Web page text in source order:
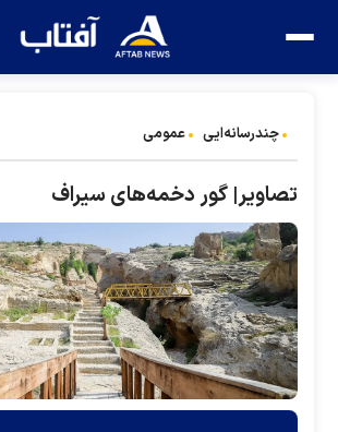
چندرسانه‌ایی عمومی
تصاویر| گور دخمه‌های سیراف